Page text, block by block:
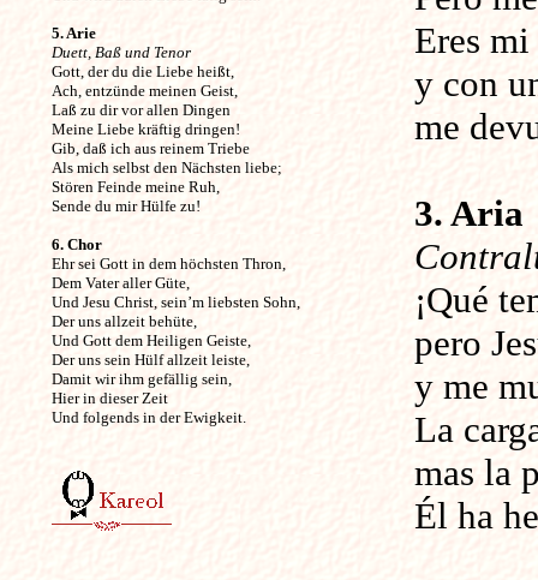
5. Arie
Duett, Baß und Tenor
Gott, der du die Liebe heißt,
Ach, entzünde meinen Geist,
Laß zu dir vor allen Dingen
Meine Liebe kräftig dringen!
Gib, daß ich aus reinem Triebe
Als mich selbst den Nächsten liebe;
Stören Feinde meine Ruh,
Sende du mir Hülfe zu!
6. Chor
Ehr sei Gott in dem höchsten Thron,
Dem Vater aller Güte,
Und Jesu Christ, sein’m liebsten Sohn,
Der uns allzeit behüte,
Und Gott dem Heiligen Geiste,
Der uns sein Hülf allzeit leiste,
Damit wir ihm gefällig sein,
Hier in dieser Zeit
Und folgends in der Ewigkeit.
Eres
y con
me
3. Aria
¡Qué
pero
y me
La
mas la
Él ha